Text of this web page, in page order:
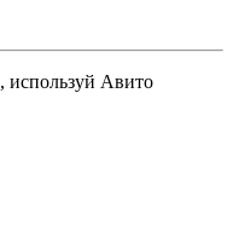
, используй Авито